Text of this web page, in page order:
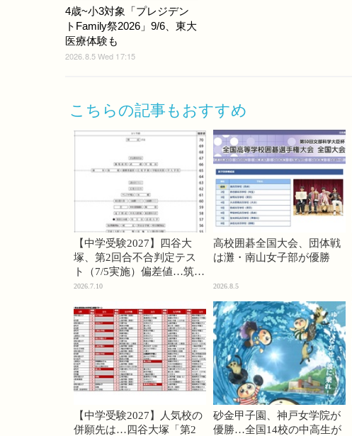
4歳~小3対象「プレジデン
トFamily祭2026」9/6、東大
医療体験も
2026.8.5 Wed 17:15
こちらの記事もおすすめ
【中学受験2027】四谷大
塚、第2回合不合判定テス
ト（7/5実施）偏差値…筑駒
74・桜蔭70＜PR＞
2026.7.10
高校囲碁全国大会、団体戦
は灘・南山女子部が優勝
2026.8.5
【中学受験2027】人気校の
併願先は…四谷大塚「第2
砂金甲子園、神戸女学院が
優勝…全国14校の中高生が